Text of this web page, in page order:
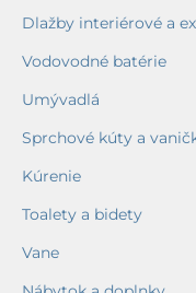
Dlažby interiérové a
Vodovodné batérie
Umývadlá
Sprchové kúty a
Kúrenie
Toalety a bidety
Vane